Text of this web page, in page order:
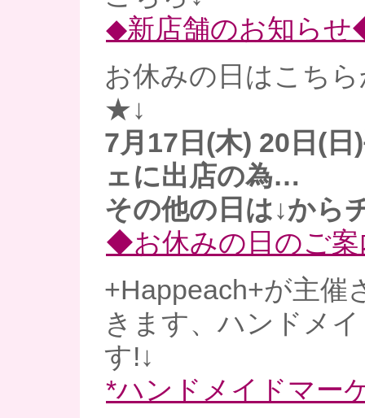
◆新店舗のお知ら
お休みの日はこち
★↓
7月17日(木) 20日(
ェに出店の為…
その他の日は↓から
◆お休みの日のご
+Happeach+が主催
きます、ハンドメ
す!↓
*ハンドメイドマー